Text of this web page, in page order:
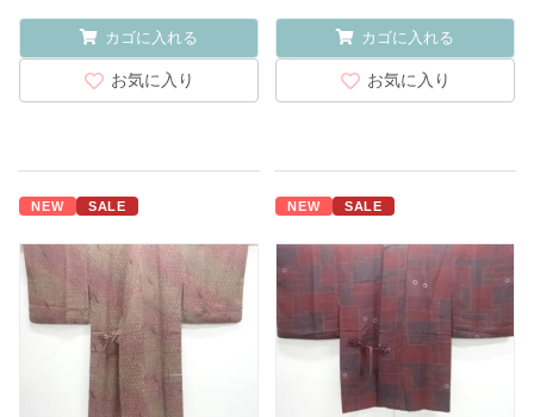
カゴに入れる
お気に入り
カゴに入れる
お気に入り
NEW SALE NEW SALE